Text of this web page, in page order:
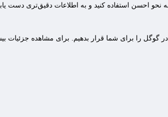
نحو احسن استفاده کنید و به اطلاعات دقیق‌تری دست
گوگل را برای شما قرار بدهیم. برای مشاهده جزئیات